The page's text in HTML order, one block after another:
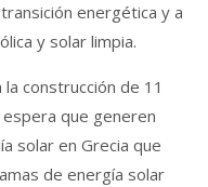
energética y a
y solar limpia.
construcción de 11
que generen
solar en Grecia que
de energía solar